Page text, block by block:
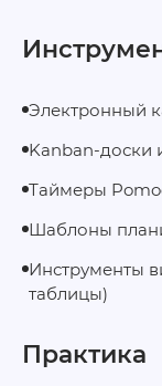
Электронный
Таймеры
Шаблоны
Инструменты
таблицы)
Практика